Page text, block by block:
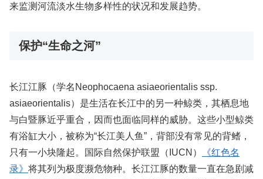
来监测河流淡水生物多样性的状况和发展趋势。
保护“生命之河”
长江江豚（学名Neophocaena asiaeorientalis ssp.
asiaeorientalis）是生活在长江中的另一种鲸类，其栖息地
与白暨豚近乎重合，因而也面临同样的威胁。这些小型鲸类
有浴缸大小，被称为“长江美人鱼”，背部没有常见的背鳍，
只有一小块隆起。国际自然保护联盟（IUCN）
《红色名
录》 将其列为极度濒危物种。长江江豚的数量一直在急剧减